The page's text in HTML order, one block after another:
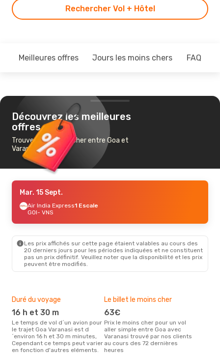
Rechercher Vol + Hôtel
Meilleures offres Jours les moins chers FAQ
Découvrez les meilleures
offres
Trouvez un vol pas cher entre Goa et
Varanasi
Mar. 15 Sept.
Air India Express1 Escale
GOI- VNS
Les prix affichés sur cette page étaient valables au cours des
20 derniers jours pour les périodes indiquées et ne constituent
pas un prix définitif. Veuillez noter que la disponibilité et les prix
peuvent être modifiés.
Duré du voyage
16 h et 30 m
Le temps de vol d´un avion pour
le trajet Goa Varanasi est d
´environ 16 h et 30 m minutes,
Cependant ce temps peut varier
en fonction d'autres eléments.
Le billet le moins cher
63€
Prix le moins cher pour un vol
aller simple entre Goa avec
Varanasi trouvé par nos clients
au cours des 72 dernières
heures